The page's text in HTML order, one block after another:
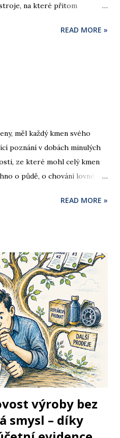
na které přitom
uspokojit se tím, že jste
READ MORE »
měl každý kmen svého
poznání v dobách minulých
ze které mohl celý kmen
o půdě, o chování lovné
všechno. Udělat si názor
odpovědět „nemám zdání“,
z jakéhokoli vědního oboru.
s filozofií, matematika s
byl rozsah vědění z
bylo to vědění celistvé,
z toho, čeho již civilizace
Nebylo třeba říkat: „Z
filozoficky…“ nebo „Na
READ MORE »
výroby bez
smysl – díky